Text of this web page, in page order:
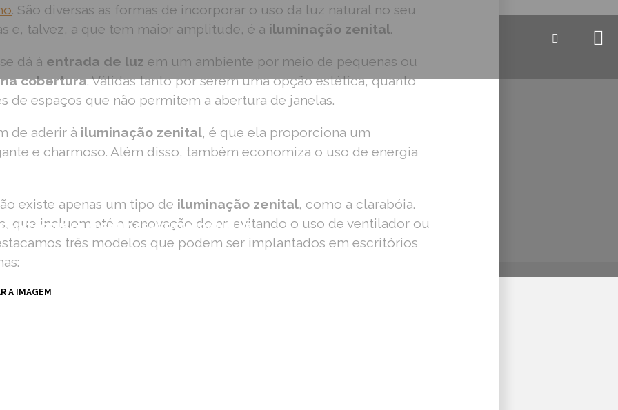
VANTAGENS DE ADERIR A ESSA ENTRADA DE LUZ
. São diversas as formas de incorporar o uso da luz natural no seu
e, talvez, a que tem maior amplitude, é a iluminação zenital.
dá à entrada de luz em um ambiente por meio de pequenas ou
cobertura. Válidas tanto por serem uma opção estética, quanto
de espaços que não permitem a abertura de janelas.
de aderir à iluminação zenital, é que ela proporciona um
e charmoso. Além disso, também economiza o uso de energia
existe apenas um tipo de iluminação zenital, como a clarabóia.
que incluem até a renovação do ar, evitando o uso de ventilador ou
três modelos que podem ser implantados em escritórios
A IMAGEM